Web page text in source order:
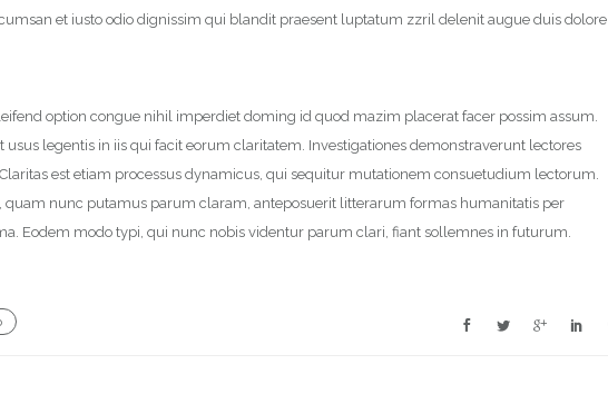
et iusto odio dignissim qui blandit praesent luptatum zzril delenit augue duis dolore
option congue nihil imperdiet doming id quod mazim placerat facer possim assum.
usus legentis in iis qui facit eorum claritatem. Investigationes demonstraverunt lectores
est etiam processus dynamicus, qui sequitur mutationem consuetudium lectorum.
quam nunc putamus parum claram, anteposuerit litterarum formas humanitatis per
Eodem modo typi, qui nunc nobis videntur parum clari, fiant sollemnes in futurum.